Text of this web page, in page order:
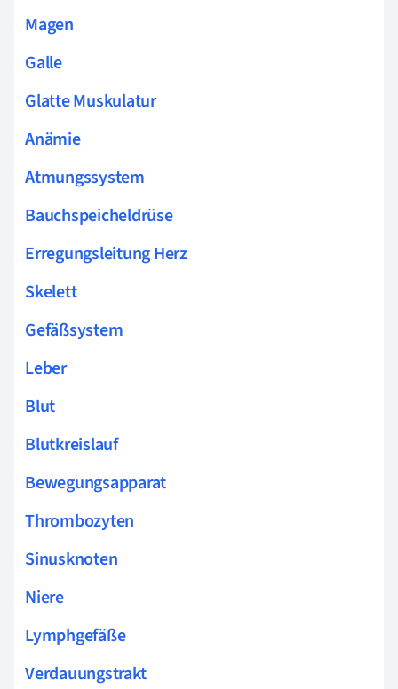
Magen
Galle
Glatte Muskulatur
Anämie
Atmungssystem
Bauchspeicheldrüse
Erregungsleitung Herz
Skelett
Gefäßsystem
Leber
Blut
Blutkreislauf
Bewegungsapparat
Thrombozyten
Sinusknoten
Niere
Lymphgefäße
Verdauungstrakt